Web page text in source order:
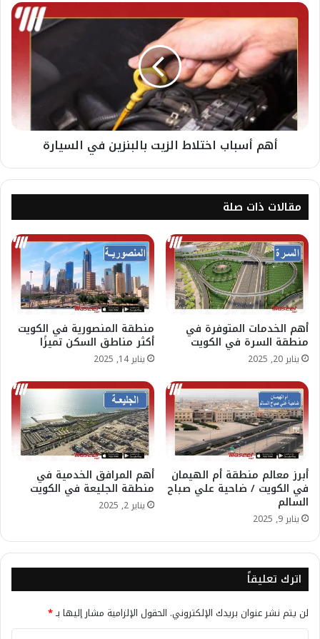
أهم أسباب اختلاط الزيت بالبنزين في السيارة
مقالات ذات صلة
أهم الخدمات المتوفرة في
منطقة السرة في الكويت
يناير 20, 2025
منطقة المنصورية في الكويت
أكثر مناطق السكن تميزًا
يناير 14, 2025
أبرز معالم منطقة أم الهيمان
في الكويت / ضاحية علي صباح
السالم
يناير 9, 2025
أهم المرافق الخدمية في
منطقة الجليعة في الكويت
يناير 2, 2025
اترك تعليقاً
لن يتم نشر عنوان بريدك الإلكتروني. الحقول الإلزامية مشار إليها بـ*